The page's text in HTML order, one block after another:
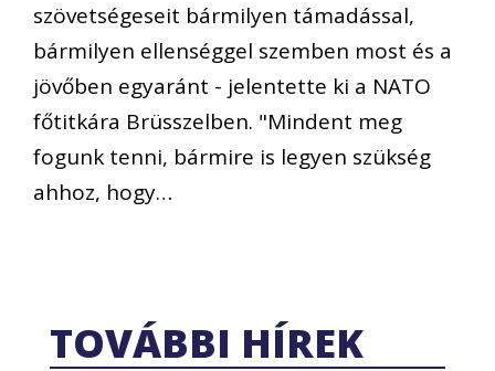
szövetségeseit bármilyen támadással,
bármilyen ellenséggel szemben most és a
jövőben egyaránt - jelentette ki a NATO
főtitkára Brüsszelben. "Mindent meg
fogunk tenni, bármire is legyen szükség
ahhoz, hogy…
TOVÁBBI HÍREK